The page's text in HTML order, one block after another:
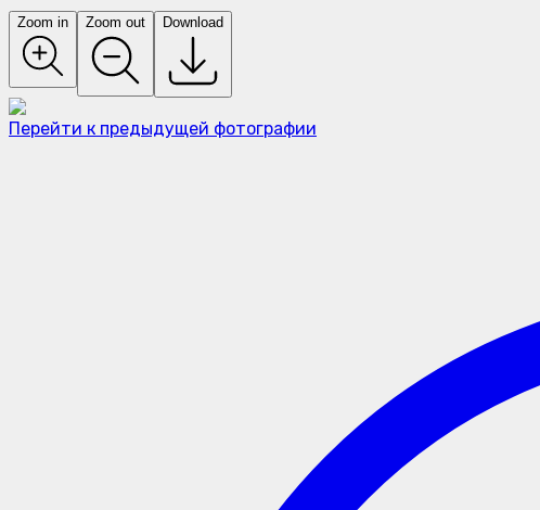
Zoom in Zoom out Download
Перейти к предыдущей фотографии